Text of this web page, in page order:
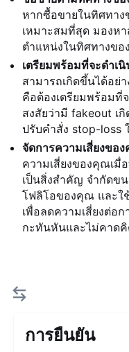
หากซื้อขายในทิศทาง
เหมาะสมที่สุด มองห
ตำแหน่งในทิศทางข
เตรียมพร้อมที่จะดำเนิ
สามารถเกิดขึ้นได้อย่
คือต้องเตรียมพร้อมที่
สงสัยว่ามี fakeout เ
ปรับคำสั่ง stop-loss
จัดการความเสี่ยงขอ
ความเสี่ยงของคุณเมื่
เป็นสิ่งสำคัญ จำกัดข
โฟลิโอของคุณ และใ
เพื่อลดความเสี่ยงต่อ
กะทันหันและไม่คาด
การยืนยัน